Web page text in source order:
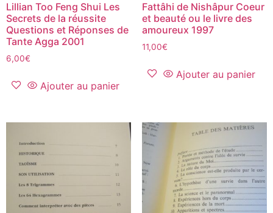
Lillian Too Feng Shui Les
Secrets de la réussite
Questions et Réponses de
Tante Agga 2001
6,00€
Ajouter au panier
Fattâhi de Nishâpur Coeur
et beauté ou le livre des
amoureux 1997
11,00€
Ajouter au panier